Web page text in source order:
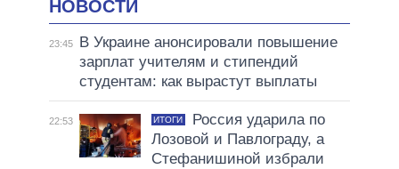
НОВОСТИ
23:45
В Украине анонсировали повышение
зарплат учителям и стипендий
студентам: как вырастут выплаты
22:53 ИТОГИ
Россия ударила по
Лозовой и Павлограду, а
Стефанишиной избрали